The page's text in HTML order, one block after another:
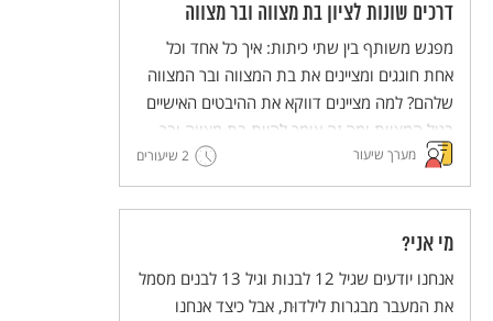
דרכים שונות לציון בת מצווה ובר מצווה
מפגש משותף בין שתי כיתות: איך כל אחד וכל
אחת חוגגים ומציינים את בת המצווה ובר המצווה
שלהם? למה מציינים דווקא את ההיבטים האישיים
בגיל המצוות ומה זה אומר להיות בת מצווה ובר
מצווה בימינו ובעבר?
מערך שיעור 2 שיעורים
מי אני?
אנחנו יודעים שגיל 12 לבנות וגיל 13 לבנים מסמל
את המעבר מבגרות לילדוּת, אבל כיצד אנחנו